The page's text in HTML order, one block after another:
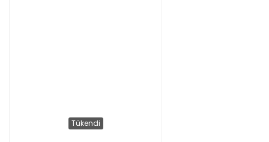
Tükendi